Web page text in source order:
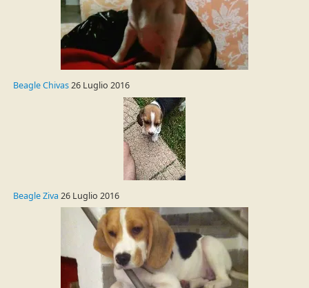
Beagle Chivas26 Luglio 2016
Beagle Ziva 26 Luglio 2016